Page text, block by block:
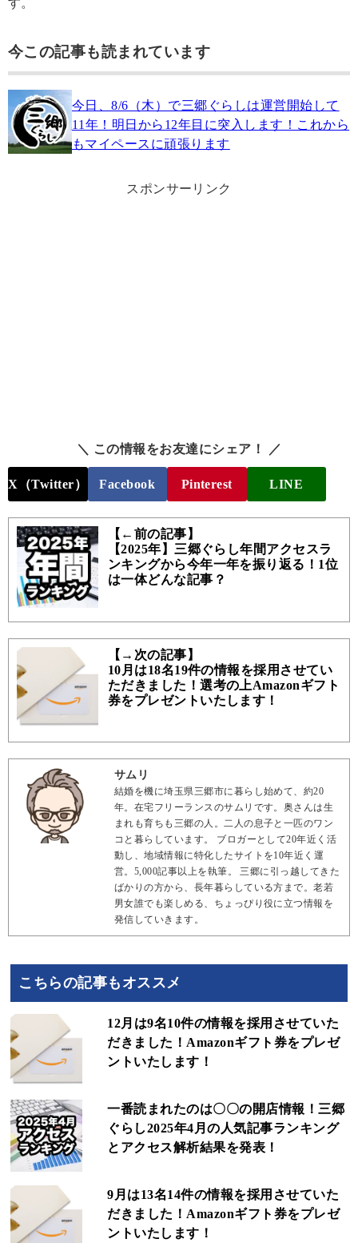
今この記事も読まれています
今日、8/6（木）で三郷ぐらしは運営開始して
11年！明日から12年目に突入します！これから
もマイペースに頑張ります
スポンサーリンク
＼ この情報をお友達にシェア！ ／
X（Twitter） Facebook Pinterest LINE
【←前の記事】
【2025年】三郷ぐらし年間アクセスラ
ンキングから今年一年を振り返る！1位
は一体どんな記事？
【→次の記事】
10月は18名19件の情報を採用させてい
ただきました！選考の上Amazonギフト
券をプレゼントいたします！
サムリ
結婚を機に埼玉県三郷市に暮らし始めて、約20
年。在宅フリーランスのサムリです。奥さんは生
まれも育ちも三郷の人。二人の息子と一匹のワン
コと暮らしています。 ブロガーとして20年近く活
動し、地域情報に特化したサイトを10年近く運
営。5,000記事以上を執筆。 三郷に引っ越してきた
ばかりの方から、長年暮らしている方まで。老若
男女誰でも楽しめる、ちょっぴり役に立つ情報を
発信していきます。
こちらの記事もオススメ
12月は9名10件の情報を採用させていた
だきました！Amazonギフト券をプレゼ
ントいたします！
一番読まれたのは〇〇の開店情報！三郷
ぐらし2025年4月の人気記事ランキング
とアクセス解析結果を発表！
9月は13名14件の情報を採用させていた
だきました！Amazonギフト券をプレゼ
ントいたします！